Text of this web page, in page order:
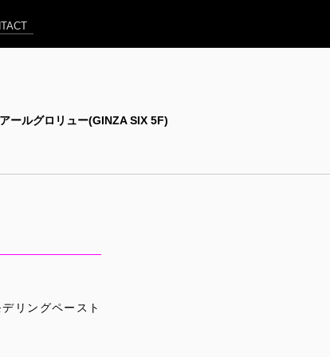
ールグロリュー(GINZA SIX 5F)
リングペースト